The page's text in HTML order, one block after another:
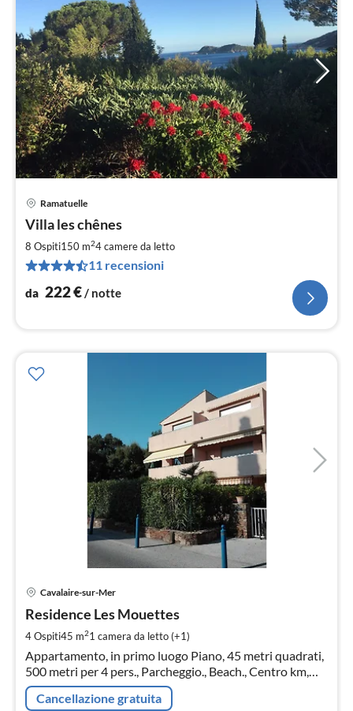
Ramatuelle
Villa les chênes
8 Ospiti150 m24camere da letto
11 recensioni
da 222€/ notte
Cavalaire-sur-Mer
Residence Les Mouettes
4 Ospiti45 m21 camera da letto (+1)
Appartamento, in primo luogo Piano, 45 metri quadrati,
500 metri per 4 pers., Parcheggio., Beach., Centro km,
camera Shop300m soggiorno , zona pranzo
Dopppeldiwanbett, cucina, camera da letto con due letti
Cancellazione gratuita